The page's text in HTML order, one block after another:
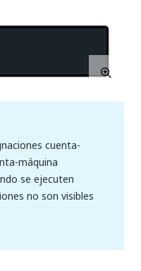
cuenta-
máquina
se ejecuten
no son visibles